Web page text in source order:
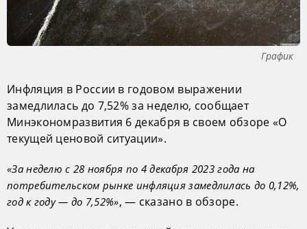
График
Инфляция в России в годовом выражении
замедлилась до 7,52% за неделю, сообщает
Минэкономразвития 6 декабря в своем обзоре «О
текущей ценовой ситуации».
«За неделю с 28 ноября по 4 декабря 2023 года на
потребительском рынке инфляция замедлилась до 0,12%,
год к году — до 7,52%», — сказано в обзоре.